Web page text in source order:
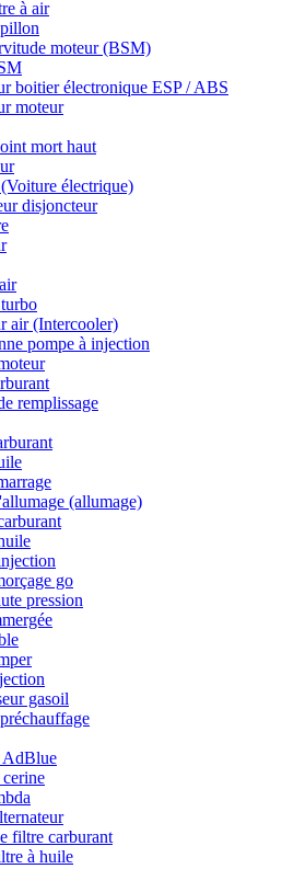
à air
moteur (BSM)
boitier électronique ESP / ABS
moteur
mort haut
électrique)
disjoncteur
air (Intercooler)
pompe à injection
remplissage
(allumage)
go
pression
gasoil
AdBlue
filtre carburant
à huile